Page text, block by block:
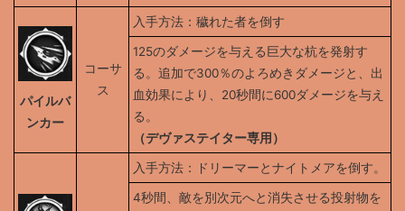
パイルバ
ンカー
コーサ
ス
入手方法：穢れた者を倒す
125のダメージを与える巨大な杭を発射す
る。追加で300％のよろめきダメージと、出
血効果により、20秒間に600ダメージを与え
る。
（デヴァステイター専用）
入手方法：ドリーマーとナイトメアを倒す。
4秒間、敵を別次元へと消失させる投射物を